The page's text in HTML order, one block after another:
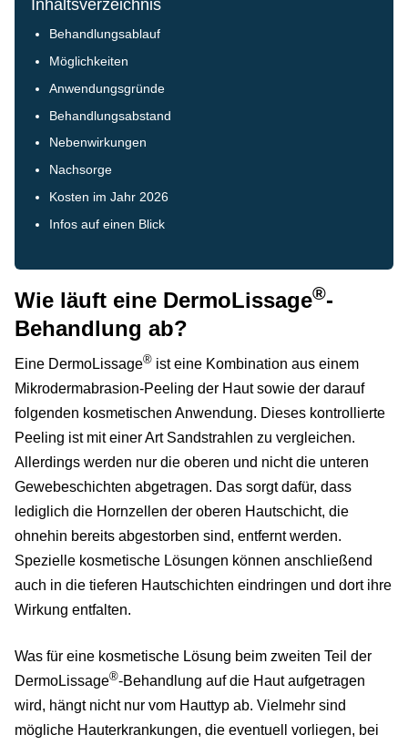
Inhaltsverzeichnis
Behandlungsablauf
Möglichkeiten
Anwendungsgründe
Behandlungsabstand
Nebenwirkungen
Nachsorge
Kosten im Jahr 2026
Infos auf einen Blick
Wie läuft eine DermoLissage®-
Behandlung ab?
Eine DermoLissage® ist eine Kombination aus einem
Mikrodermabrasion-Peeling der Haut sowie der darauf
folgenden kosmetischen Anwendung. Dieses kontrollierte
Peeling ist mit einer Art Sandstrahlen zu vergleichen.
Allerdings werden nur die oberen und nicht die unteren
Gewebeschichten abgetragen. Das sorgt dafür, dass
lediglich die Hornzellen der oberen Hautschicht, die
ohnehin bereits abgestorben sind, entfernt werden.
Spezielle kosmetische Lösungen können anschließend
auch in die tieferen Hautschichten eindringen und dort ihre
Wirkung entfalten.
Was für eine kosmetische Lösung beim zweiten Teil der
DermoLissage®-Behandlung auf die Haut aufgetragen
wird, hängt nicht nur vom Hauttyp ab. Vielmehr sind
mögliche Hauterkrankungen, die eventuell vorliegen, bei